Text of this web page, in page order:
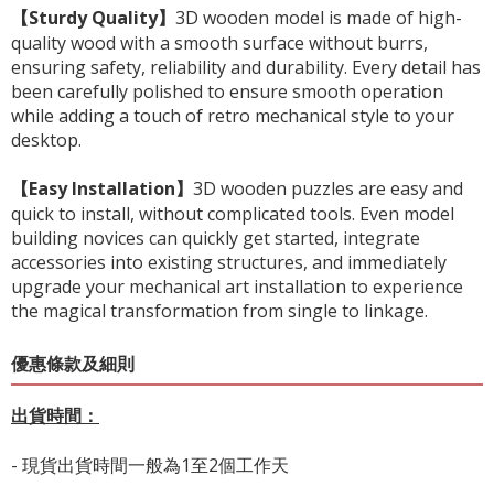
【Sturdy Quality】 3D wooden model is made of high-
quality wood with a smooth surface without burrs,
ensuring safety, reliability and durability. Every detail has
been carefully polished to ensure smooth operation
while adding a touch of retro mechanical style to your
desktop.
【Easy Installation】 3D wooden puzzles are easy and
quick to install, without complicated tools. Even model
building novices can quickly get started, integrate
accessories into existing structures, and immediately
upgrade your mechanical art installation to experience
the magical transformation from single to linkage.
優惠條款及細則
出貨時間：
- 現貨出貨時間一般為1至2個工作天